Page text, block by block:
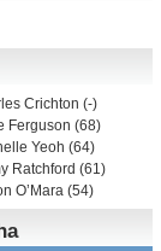
Crichton (-)
Ferguson (68)
Yeoh (64)
Ratchford (61)
O’Mara (54)